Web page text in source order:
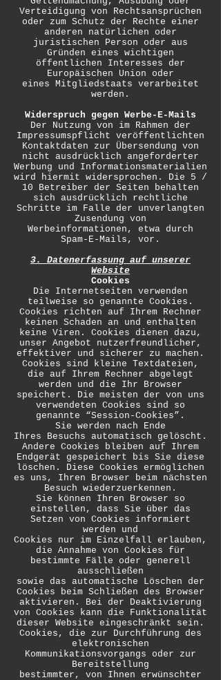
Verteidigung von Rechtsansprüchen
oder zum Schutz der Rechte einer
anderen natürlichen oder
juristischen Person oder aus
Gründen eines wichtigen
öffentlichen Interesses der
Europäischen Union oder
eines Mitgliedstaats verarbeitet
werden.
Widerspruch gegen Werbe-E-Mails
Der Nutzung von im Rahmen der
Impressumspflicht veröffentlichten
Kontaktdaten zur Übersendung von
nicht ausdrücklich angeforderter
Werbung und Informationsmaterialien
wird hiermit widersprochen. Die 5 /
10 Betreiber der Seiten behalten
sich ausdrücklich rechtliche
Schritte im Falle der unverlangten
Zusendung von
Werbeinformationen, etwa durch
Spam-E-Mails, vor.
3. Datenerfassung auf unserer
Website
Cookies
Die Internetseiten verwenden
teilweise so genannte Cookies.
Cookies richten auf Ihrem Rechner
keinen Schaden an und enthalten
keine Viren. Cookies dienen dazu,
unser Angebot nutzerfreundlicher,
effektiver und sicherer zu machen.
Cookies sind kleine Textdateien,
die auf Ihrem Rechner abgelegt
werden und die Ihr Browser
speichert. Die meisten der von uns
verwendeten Cookies sind so
genannte “Session-Cookies”.
Sie werden nach Ende
Ihres Besuchs automatisch gelöscht.
Andere Cookies bleiben auf Ihrem
Endgerät gespeichert bis Sie diese
löschen. Diese Cookies ermöglichen
es uns, Ihren Browser beim nächsten
Besuch wiederzuerkennen.
Sie können Ihren Browser so
einstellen, dass Sie über das
Setzen von Cookies informiert
werden und
Cookies nur im Einzelfall erlauben,
die Annahme von Cookies für
bestimmte Fälle oder generell
ausschließen
sowie das automatische Löschen der
Cookies beim Schließen des Browser
aktivieren. Bei der Deaktivierung
von Cookies kann die Funktionalität
dieser Website eingeschränkt sein.
Cookies, die zur Durchführung des
elektronischen
Kommunikationsvorgangs oder zur
Bereitstellung
bestimmter, von Ihnen erwünschter